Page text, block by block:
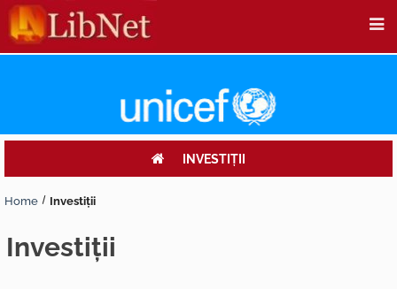
INVESTIŢII
Home Investiţii
investiţii